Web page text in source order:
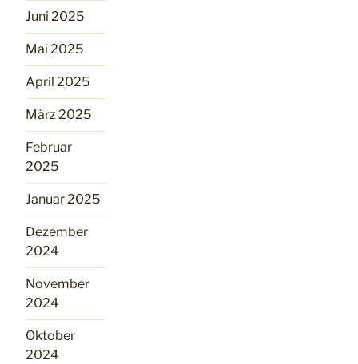
Juni 2025
Mai 2025
April 2025
März 2025
Februar
2025
Januar 2025
Dezember
2024
November
2024
Oktober
2024